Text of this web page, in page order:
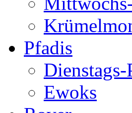
Pfadis
Dienstags-
Ewoks